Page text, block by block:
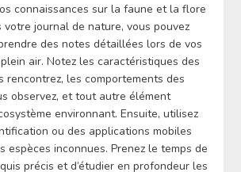
connaissances sur la faune et la flore
journal de nature, vous pouvez
des notes détaillées lors de vos
air. Notez les caractéristiques des
rencontrez, les comportements des
observez, et tout autre élément
environnant. Ensuite, utilisez
ou des applications mobiles
espèces inconnues. Prenez le temps de
précis et d’étudier en profondeur les